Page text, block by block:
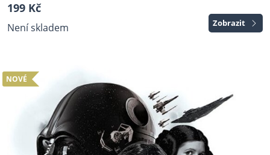
199 Kč
Není skladem Zobrazit
NOVÉ